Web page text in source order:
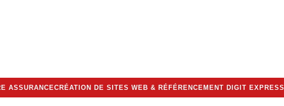
ASSURANCECRÉATION DE SITES WEB & RÉFÉRENCEMENT DIGIT EXPRESS